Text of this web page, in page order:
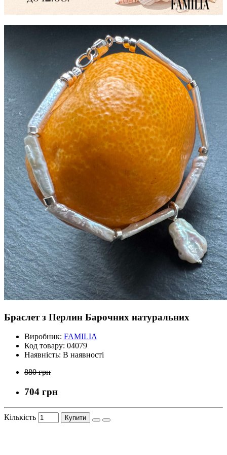
Браслет з Перлин Барочних натуральних
Виробник: FAMILIA
Код товару: 04079
Наявність: В наявності
880 грн
704 грн
Кількість Купити